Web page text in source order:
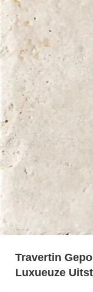
Travertin
Luxueuze